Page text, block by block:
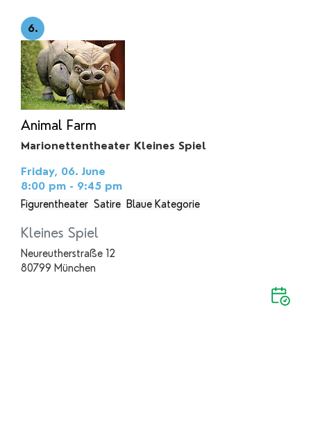
6.
Animal Farm
Marionettentheater Kleines Spiel
Friday, 06. June
8:00 pm - 9:45 pm
Figurentheater Satire Blaue Kategorie
Kleines Spiel
Neureutherstraße 12
80799 München